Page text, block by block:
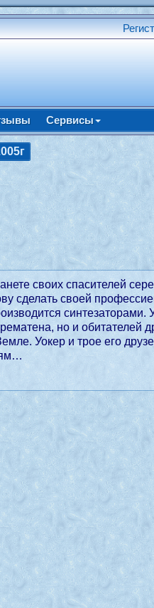
Сервисы
своих спасителей
сделать своей
синтезаторами.
но и обитателей
Уокер и трое его